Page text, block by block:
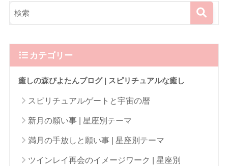
カテゴリー
癒しの森ぴよたんブログ | スピリチュアルな癒し
スピリチュアルゲートと宇宙の暦
新月の願い事 | 星座別テーマ
満月の手放しと願い事 | 星座別テーマ
ツインレイ再会のイメージワーク | 星座別